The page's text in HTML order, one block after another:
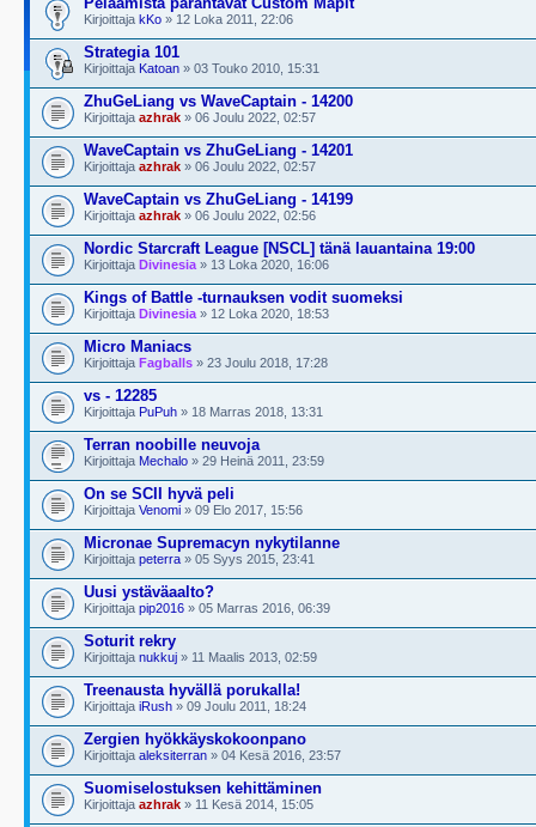
Kirjoittaja kKo » 12 Loka 2011, 22:06
Strategia 101
Kirjoittaja Katoan » 03 Touko 2010, 15:31
ZhuGeLiang vs WaveCaptain - 14200
Kirjoittaja azhrak » 06 Joulu 2022, 02:57
WaveCaptain vs ZhuGeLiang - 14201
Kirjoittaja azhrak » 06 Joulu 2022, 02:57
WaveCaptain vs ZhuGeLiang - 14199
Kirjoittaja azhrak » 06 Joulu 2022, 02:56
Nordic Starcraft League [NSCL] tänä lauantaina 19:00
Kirjoittaja Divinesia » 13 Loka 2020, 16:06
Kings of Battle -turnauksen vodit suomeksi
Kirjoittaja Divinesia » 12 Loka 2020, 18:53
Micro Maniacs
Kirjoittaja Fagballs » 23 Joulu 2018, 17:28
vs - 12285
Kirjoittaja PuPuh » 18 Marras 2018, 13:31
Terran noobille neuvoja
Kirjoittaja Mechalo » 29 Heinä 2011, 23:59
On se SCII hyvä peli
Kirjoittaja Venomi » 09 Elo 2017, 15:56
Micronae Supremacyn nykytilanne
Kirjoittaja peterra » 05 Syys 2015, 23:41
Uusi ystäväaalto?
Kirjoittaja pip2016 » 05 Marras 2016, 06:39
Soturit rekry
Kirjoittaja nukkuj » 11 Maalis 2013, 02:59
Treenausta hyvällä porukalla!
Kirjoittaja iRush » 09 Joulu 2011, 18:24
Zergien hyökkäyskokoonpano
Kirjoittaja aleksiterran » 04 Kesä 2016, 23:57
Suomiselostuksen kehittäminen
Kirjoittaja azhrak » 11 Kesä 2014, 15:05